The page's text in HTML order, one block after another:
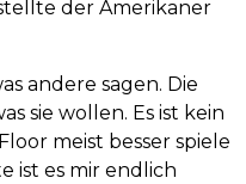
der Amerikaner
andere sagen. Die
sie wollen. Es ist kein
meist besser spiele
ist es mir endlich